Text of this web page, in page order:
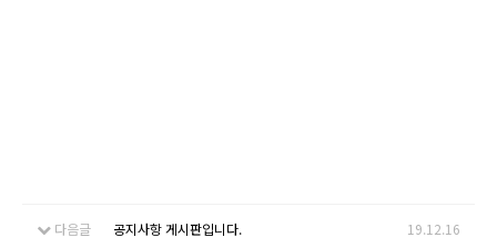
다음글 공지사항 게시판입니다. 19.12.16